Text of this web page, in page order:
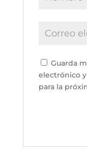
Guarda
electrónico
para la